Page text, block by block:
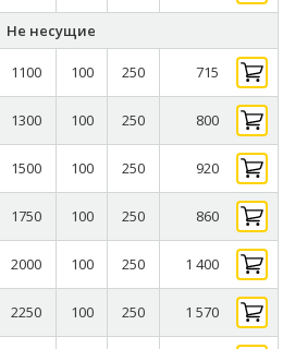
Не несущие
1100 100 250 715
1300 100 250 800
1500 100 250 920
1750 100 250 860
2000 100 250 1 400
2250 100 250 1 570